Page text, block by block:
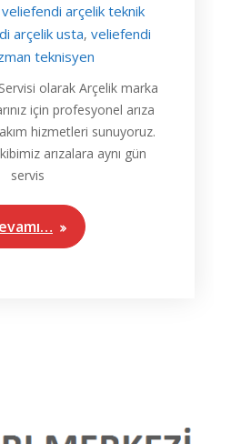
veliefendi arçelik teknik
arçelik usta, veliefendi
teknisyen
olarak Arçelik marka
için profesyonel arıza
hizmetleri sunuyoruz.
arızalara aynı gün
servis